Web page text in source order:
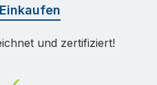
und zertifiziert!